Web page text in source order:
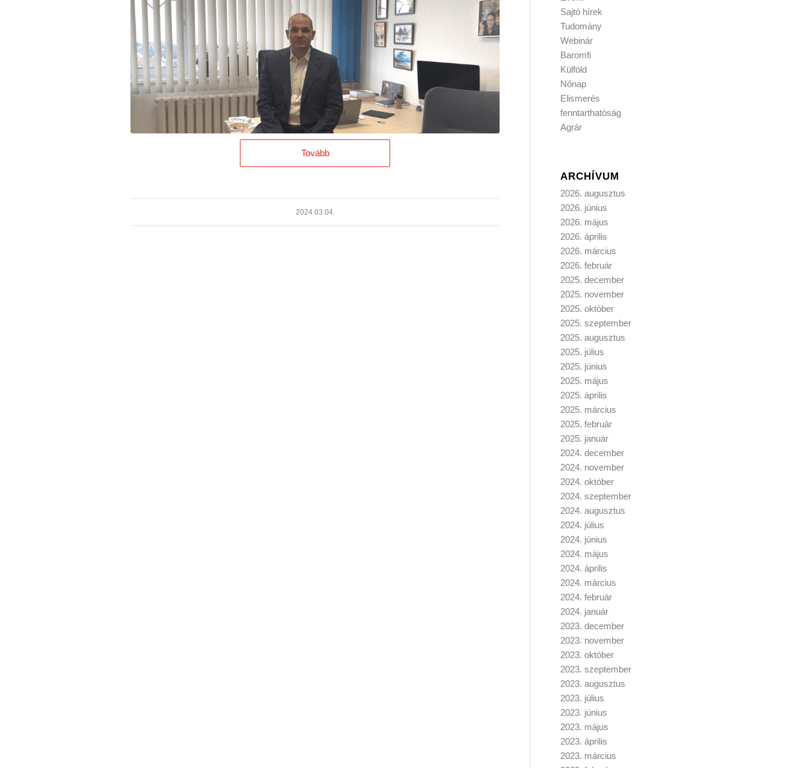
Tovább
2024.03.04.
Sajtó hírek
Tudomány
Webinár
Baromfi
Külföld
Nőnap
Elismerés
fenntarthatóság
Agrár
ARCHÍVUM
2026. augusztus
2026. június
2026. május
2026. április
2026. március
2026. február
2025. december
2025. november
2025. október
2025. szeptember
2025. augusztus
2025. július
2025. június
2025. május
2025. április
2025. március
2025. február
2025. január
2024. december
2024. november
2024. október
2024. szeptember
2024. augusztus
2024. július
2024. június
2024. május
2024. április
2024. március
2024. február
2024. január
2023. december
2023. november
2023. október
2023. szeptember
2023. augusztus
2023. július
2023. június
2023. május
2023. április
2023. március